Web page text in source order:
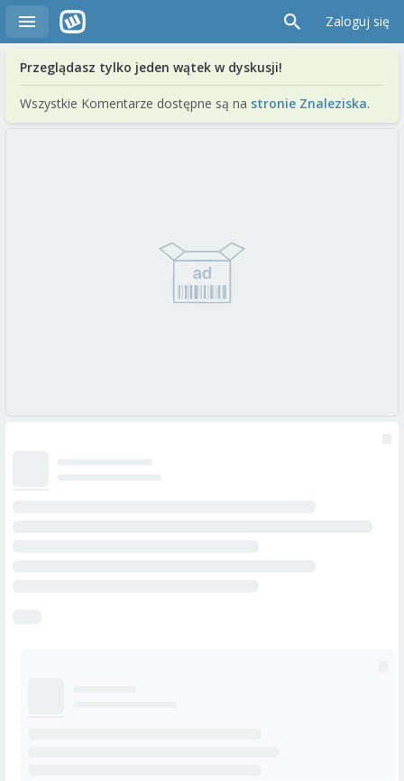
Zaloguj się
Przeglądasz tylko jeden wątek w dyskusji!
Wszystkie Komentarze dostępne są na stronie Znaleziska.